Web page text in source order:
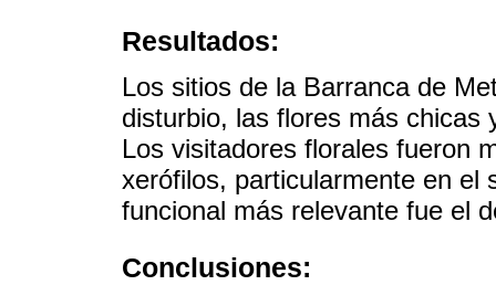
Resultados:
Los sitios de la Barranca de
disturbio, las flores más chicas
Los visitadores florales fueron
xerófilos, particularmente en el
funcional más relevante fue el
Conclusiones: